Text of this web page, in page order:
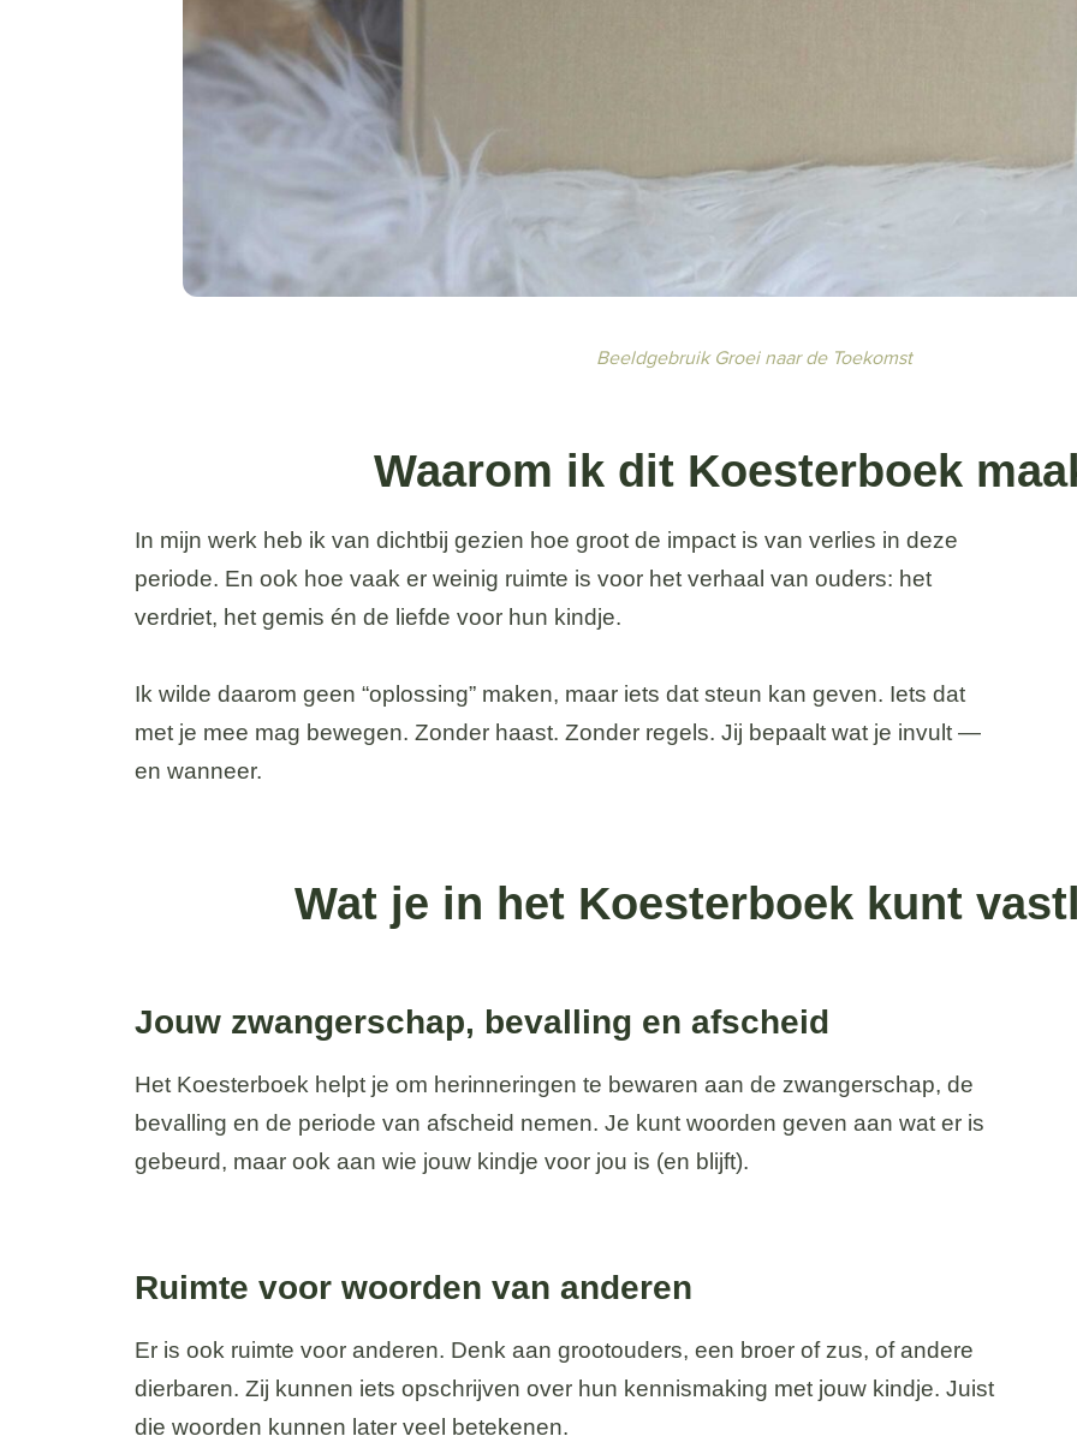
Beeldgebruik Groei naar de Toekomst
Waarom ik dit Koesterboek
In mijn werk heb ik van dichtbij gezien hoe groot de impact is van verlies in deze
periode. En ook hoe vaak er weinig ruimte is voor het verhaal van ouders: het
verdriet, het gemis én de liefde voor hun kindje.
Ik wilde daarom geen “oplossing” maken, maar iets dat steun kan geven. Iets dat
met je mee mag bewegen. Zonder haast. Zonder regels. Jij bepaalt wat je invult —
en wanneer.
Wat je in het Koesterboek kunt
Jouw zwangerschap, bevalling en afscheid
Het Koesterboek helpt je om herinneringen te bewaren aan de zwangerschap, de
bevalling en de periode van afscheid nemen. Je kunt woorden geven aan wat er is
gebeurd, maar ook aan wie jouw kindje voor jou is (en blijft).
Ruimte voor woorden van anderen
Er is ook ruimte voor anderen. Denk aan grootouders, een broer of zus, of andere
dierbaren. Zij kunnen iets opschrijven over hun kennismaking met jouw kindje. Juist
die woorden kunnen later veel betekenen.